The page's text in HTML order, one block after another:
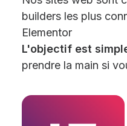
builders les plus
Elementor
L'objectif est
prendre la main si